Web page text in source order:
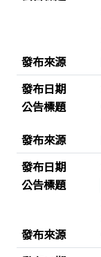
發布來源
發布日期
公告標題
發布來源
發布日期
公告標題
發布來源